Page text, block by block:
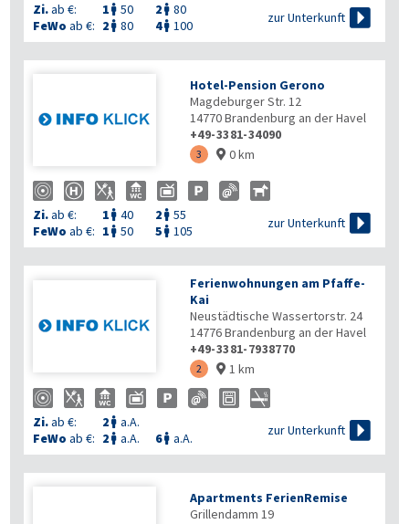
Zi.ab €: 1  50 2  80
FeWo ab €: 2  80 4 100
zur Unterkunft 
Hotel-Pension Gerono
Magdeburger Str. 12
14770Brandenburg an der Havel
+49-3381-34090
3  0 km
Zi.ab €: 1  40 2  55
FeWo ab €: 1  50 5  105
zur Unterkunft 
Ferienwohnungen am Pfaffe-
Kai
Neustädtische Wassertorstr. 24
14776Brandenburg an der Havel
+49-3381-7938770
2  1 km
Zi.ab €: 2  a.A.
FeWo ab €: 2  a.A. 6 a.A.
zur Unterkunft 
Apartments FerienRemise
Grillendamm 19